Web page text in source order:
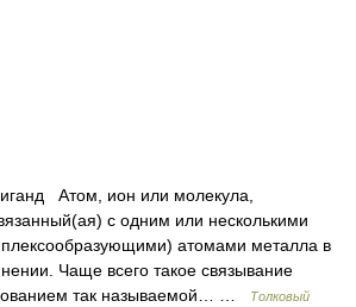
Атом, ион или молекула,
с одним или несколькими
атомами металла в
Чаще всего такое связывание
так называемой… …
Толковый